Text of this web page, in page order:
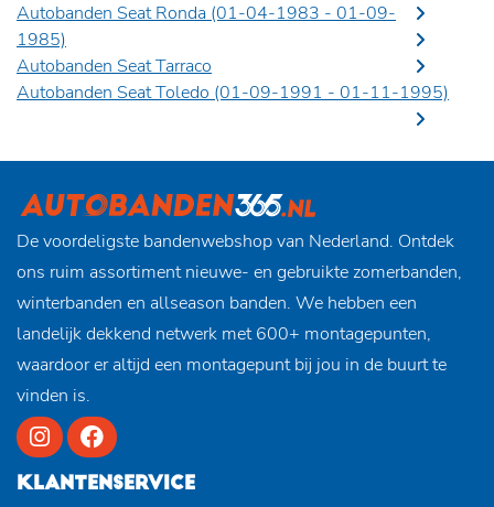
Autobanden Seat Ronda (01-04-1983 - 01-09-
1985)
Autobanden Seat Tarraco
Autobanden Seat Toledo (01-09-1991 - 01-11-1995)
De voordeligste bandenwebshop van Nederland. Ontdek
ons ruim assortiment nieuwe- en gebruikte zomerbanden,
winterbanden en allseason banden. We hebben een
landelijk dekkend netwerk met 600+ montagepunten,
waardoor er altijd een montagepunt bij jou in de buurt te
vinden is.
KLANTENSERVICE